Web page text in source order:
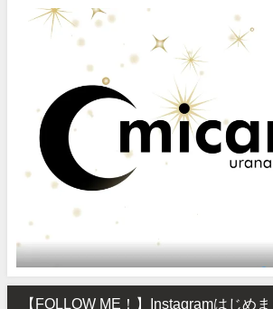
【FOLLOW ME！】Instagramはじめま